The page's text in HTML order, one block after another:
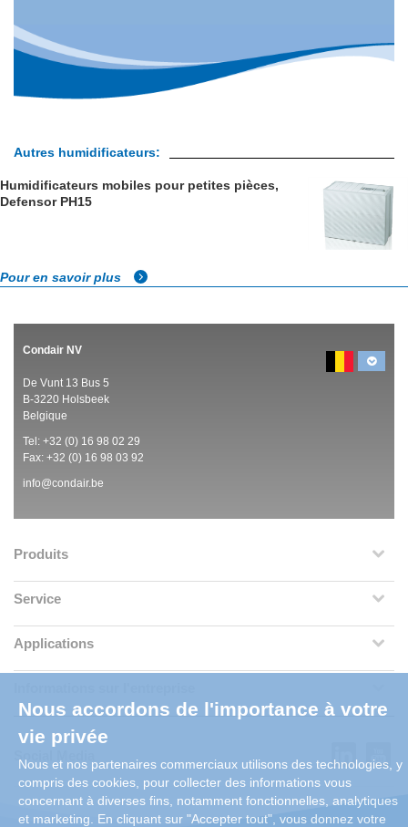
Autres humidificateurs:
Humidificateurs mobiles pour petites pièces,
Defensor PH15
Pour en savoir plus
Condair NV
De Vunt 13 Bus 5
B-3220 Holsbeek
Belgique
Tel: +32 (0) 16 98 02 29
Fax: +32 (0) 16 98 03 92
info@condair.be
Produits
Service
Applications
Nous accordons de l'importance à votre
vie privée
Nous et nos partenaires commerciaux utilisons des technologies, y
compris des cookies, pour collecter des informations vous
concernant à diverses fins, notamment fonctionnelles, analytiques
et marketing. En cliquant sur "Accepter tout", vous donnez votre